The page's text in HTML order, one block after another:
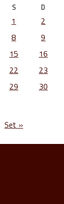
S D
1
2
8
9
15
16
22
23
29
30
Set »